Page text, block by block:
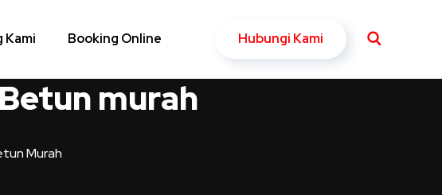
Kami Booking Online Hubungi Kami
murah
Murah